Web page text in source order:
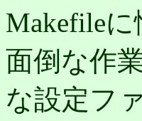
Makefile
面倒な作
な設定フ